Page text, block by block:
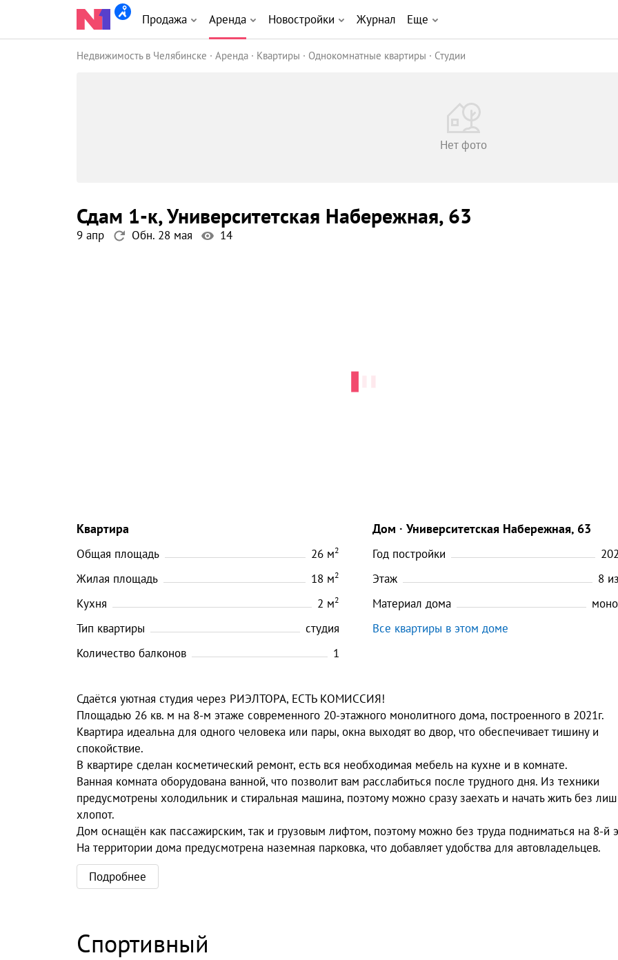
Продажа Аренда Новостройки Журнал Еще
Недвижимость в Челябинске Аренда Квартиры Однокомнатные квартиры Студии
Нет фото
сдам 1-к, Университетская Набережная, 63
9 апр Обн. 28 мая 14
Квартира
Общая площадь 26 м2
Жилая площадь 18 м2
Кухня 2 м2
Тип квартиры
студия
Количество балконов
1
Дом Университетская Набережная, 63
Год постройки
Этаж
8
Материал дома
Все квартиры в этом доме
Сдаётся уютная студия через РИЭЛТОРА, ЕСТЬ КОМИССИЯ!
Площадью 26 кв. м на 8-м этаже современного 20-этажного монолитного дома, построенного в 2021г.
Квартира идеальна для одного человека или пары, окна выходят во двор, что обеспечивает тишину и
спокойствие.
В квартире сделан косметический ремонт, есть вся необходимая мебель на кухне и в комнате.
Ванная комната оборудована ванной, что позволит вам расслабиться после трудного дня. Из техники
предусмотрены холодильник и стиральная машина, поэтому можно сразу заехать и начать жить без
хлопот.
Дом оснащён как пассажирским, так и грузовым лифтом, поэтому можно без труда подниматься на 8-й
На территории дома предусмотрена наземная парковка, что добавляет удобства для автовладельцев.
Подробнее
Спортивный